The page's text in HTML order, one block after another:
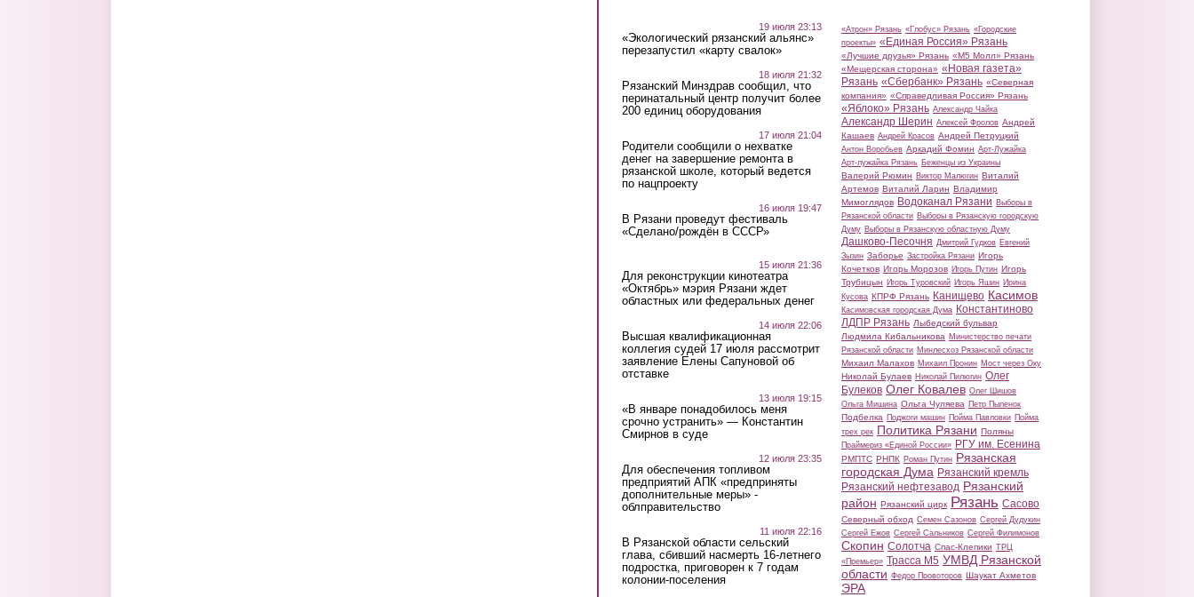
19 июля 23:13
«Экологический рязанский альянс»
перезапустил «карту свалок»
18 июля 21:32
Рязанский Минздрав сообщил, что
перинатальный центр получит более
200 единиц оборудования
17 июля 21:04
Родители сообщили о нехватке
денег на завершение ремонта в
рязанской школе, который ведется
по нацпроекту
16 июля 19:47
В Рязани проведут фестиваль
«Сделано/рождён в СССР»
15 июля 21:36
Для реконструкции кинотеатра
«Октябрь» мэрия Рязани ждет
областных или федеральных денег
14 июля 22:06
Высшая квалификационная
коллегия судей 17 июля рассмотрит
заявление Елены Сапуновой об
отставке
13 июля 19:15
«В январе понадобилось меня
срочно устранить» — Константин
Смирнов в суде
12 июля 23:35
Для обеспечения топливом
предприятий АПК «предприняты
дополнительные меры» -
облправительство
11 июля 22:16
В Рязанской области сельский
глава, сбивший насмерть 16-летнего
подростка, приговорен к 7 годам
колонии-поселения
«Атрон» Рязань «Глобус» Рязань «Городские
проекты» «Единая Россия» Рязань
«Лучшие друзья» Рязань «М5 Молл» Рязань
«Мещерская сторона» «Новая газета»
Рязань «Сбербанк» Рязань «Северная
компания» «Справедливая Россия» Рязань
«Яблоко» Рязань Александр Чайка
Александр Шерин Алексей Фролов Андрей
Кашаев Андрей Красов Андрей Петруцкий
Антон Воробьев Аркадий Фомин Арт-Лужайка
Арт-лужайка Рязань Беженцы из Украины
Валерий Рюмин Виктор Малюгин Виталий
Артемов Виталий Ларин Владимир
Мимоглядов Водоканал Рязани Выборы в
Рязанской области Выборы в Рязанскую городскую
Думу Выборы в Рязанскую областную Думу
Дашково-Песочня Дмитрий Гудков Евгений
Зызин Заборье Застройка Рязани Игорь
Кочетков Игорь Морозов Игорь Путин Игорь
Трубицын Игорь Туровский Игорь Яшин Ирина
Кусова КПРФ Рязань Канищево Касимов
Касимовская городская Дума Константиново
ЛДПР Рязань Лыбедский бульвар
Людмила Кибальникова Министерство печати
Рязанской области Минлесхоз Рязанской области
Михаил Малахов Михаил Пронин Мост через Оку
Николай Булаев Николай Пилюгин Олег
Булеков Олег Ковалев Олег Шишов
Ольга Мишина Ольга Чуляева Петр Пыленок
Подбелка Поджоги машин Пойма Павловки Пойма
трех рек Политика Рязани Поляны
Праймериз «Единой России» РГУ им. Есенина
РМПТС РНПК Роман Путин Рязанская
городская Дума Рязанский кремль
Рязанский нефтезавод Рязанский
район Рязанский цирк Рязань Сасово
Северный обход Семен Сазонов Сергей Дудукин
Сергей Ежов Сергей Сальников Сергей Филимонов
Скопин Солотча Спас-Клепики ТРЦ
«Премьер» Трасса М5 УМВД Рязанской
области Федор Провоторов Шаукат Ахметов
ЭРА